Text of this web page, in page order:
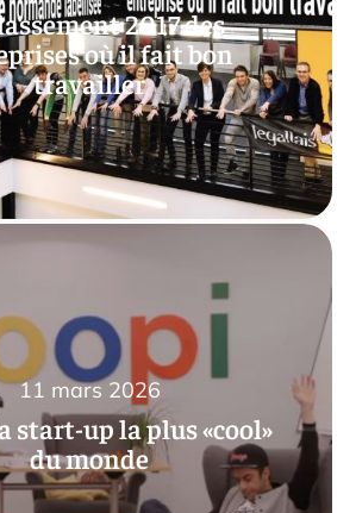
2017 des
où il fait bon
travailler
start-up la plus «cool»
du monde
11 mars 2026